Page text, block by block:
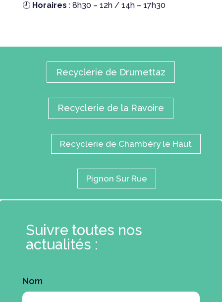
🕘 Horaires : 8h30 – 12h / 14h – 17h30
Recyclerie de Drumettaz
Recyclerie de la Ravoire
Recyclerie de Chambéry le Haut
Pignon Sur Rue
Suivre toutes nos
actualités :
Nom